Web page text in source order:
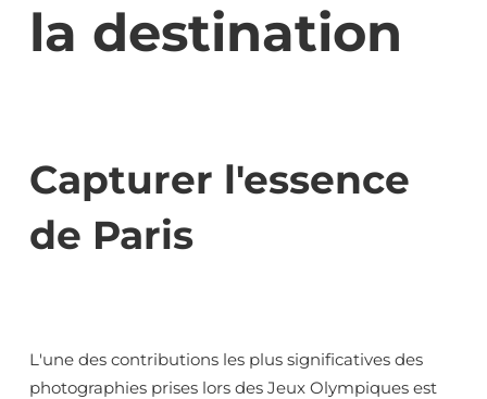
la destination
Capturer l'essence
de Paris
L'une des contributions les plus significatives des
photographies prises lors des Jeux Olympiques est